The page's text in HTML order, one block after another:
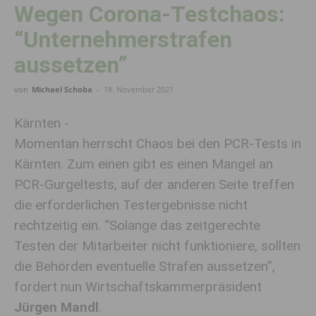
Wegen Corona-Testchaos:
“Unter­nehmer­strafen
aussetzen”
von Michael Schoba - 18. November 2021
Kärnten -
Momentan herrscht Chaos bei den PCR-Tests in
Kärnten. Zum einen gibt es einen Mangel an
PCR-Gurgeltests, auf der anderen Seite treffen
die erforderlichen Testergebnisse nicht
rechtzeitig ein. “Solange das zeitgerechte
Testen der Mitarbeiter nicht funktioniere, sollten
die Behörden eventuelle Strafen aussetzen”,
fordert nun Wirtschaftskammerpräsident
Jürgen Mandl.